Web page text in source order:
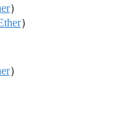
）
）
）